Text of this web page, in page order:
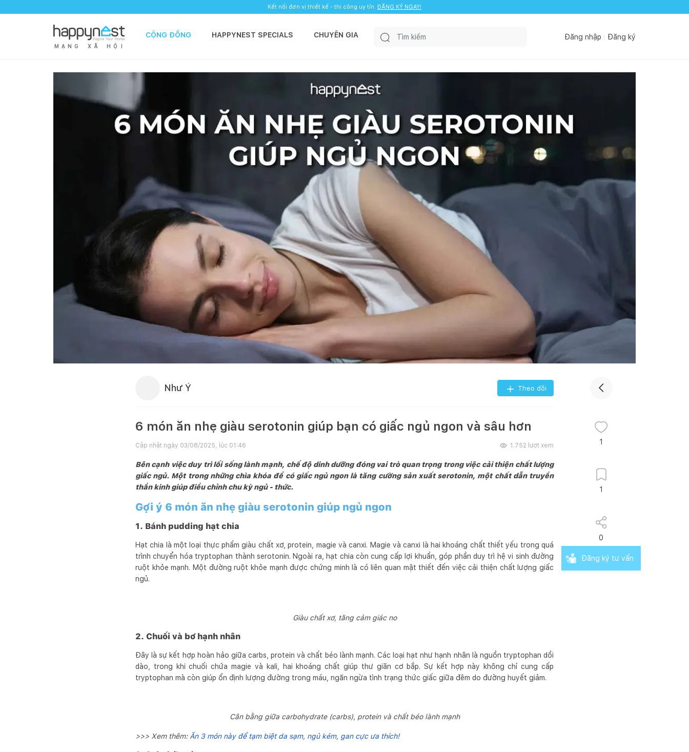
Kết nối đơn vị thiết kế - thi công uy tín. ĐĂNG KÝ NGAY!
M Ạ N G X Ã H Ộ I
CỘNG ĐỒNG HAPPYNEST SPECIALS CHUYÊN GIA Đăng nhập Đăng ký
Như Ý Theo dõi
6 món ăn nhẹ giàu serotonin giúp bạn có giấc ngủ ngon và sâu hơn
Cập nhật ngày 03/08/2025, lúc 01:46 1.752 lượt xem
Bên cạnh việc duy trì lối sống lành mạnh, chế độ dinh dưỡng đóng vai trò quan trọng trong việc cải thiện chất lượng
giấc ngủ. Một trong những chìa khóa để có giấc ngủ ngon là tăng cường sản xuất serotonin, một chất dẫn truyền
thần kinh giúp điều chỉnh chu kỳ ngủ - thức.
Gợi ý 6 món ăn nhẹ giàu serotonin giúp ngủ ngon
1. Bánh pudding hạt chia
Hạt chia là một loại thực phẩm giàu chất xơ, protein, magie và canxi. Magie và canxi là hai khoáng chất thiết yếu trong quá
trình chuyển hóa tryptophan thành serotonin. Ngoài ra, hạt chia còn cung cấp lợi khuẩn, góp phần duy trì hệ vi sinh đường
ruột khỏe mạnh. Một đường ruột khỏe mạnh được chứng minh là có liên quan mật thiết đến việc cải thiện chất lượng giấc
ngủ.
Giàu chất xơ, tăng cảm giác no
2. Chuối và bơ hạnh nhân
Đây là sự kết hợp hoàn hảo giữa carbs, protein và chất béo lành mạnh. Các loại hạt như hạnh nhân là nguồn tryptophan dồi
dào, trong khi chuối chứa magie và kali, hai khoáng chất giúp thư giãn cơ bắp. Sự kết hợp này không chỉ cung cấp
tryptophan mà còn giúp ổn định lượng đường trong máu, ngăn ngừa tình trạng thức giấc giữa đêm do đường huyết giảm.
Cân bằng giữa carbohydrate (carbs), protein và chất béo lành mạnh
>>> Xem thêm: Ăn 3 món này để tạm biệt da sạm, ngủ kém, gan cực ưa thích!
1
1
0
Đăng ký tư vấn